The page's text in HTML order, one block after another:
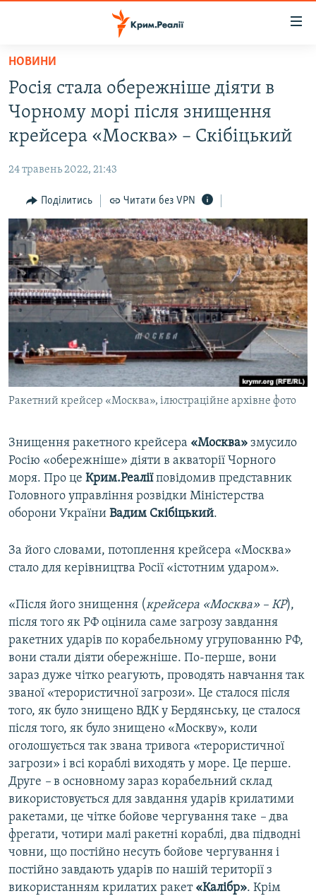
Перейти
основного
матеріалу
Перейти
до
основної
навігації
Перейти
до
пошуку
ВІДЕО ТА ФОТО
БЛОГИ
ПОГЛЯД
ІНТЕРВ'Ю
ВСЕ ЗА ДЕНЬ
СПЕЦПРОЕКТИ
ДЕПОРТАЦІЯ
ВІДЕОУРОКИ «ELIFBE»
СВІДЧЕННЯ ОКУПАЦІЇ
УКРАЇНСЬКА ПРОБЛЕМА КРИМУ
ІНФОГРАФІКА
ЯК ОБІЙТИ БЛОКУВАННЯ
Русский
Qırımtatar
ДОЛУЧАЙСЯ!
Усі сайти RFE/RL
НОВИНИ
Росія стала обережніше діяти в
Чорному морі після знищення
крейсера «Москва» – Скібіцький
24 травень 2022, 21:43
Поділитись Читати без VPN
Ракетний крейсер «Москва», ілюстраційне архівне фото
Знищення ракетного крейсера «Москва» змусило
Росію «обережніше» діяти в акваторії Чорного
моря. Про це Крим.Реаліїповідомив представник
Головного управління розвідки Міністерства
оборони України Вадим Скібіцький.
За його словами, потоплення крейсера «Москва»
стало для керівництва Росії «істотним ударом».
«Після його знищення (крейсера «Москва» – КР),
після того як РФ оцінила саме загрозу завдання
ракетних ударів по корабельному угрупованню РФ,
вони стали діяти обережніше. По-перше, вони
зараз дуже чітко реагують, проводять навчання так
званої «терористичної загрози». Це сталося після
того, як було знищено ВДК у Бердянську, це сталося
після того, як було знищено «Москву», коли
оголошується так звана тривога «терористичної
загрози» і всі кораблі виходять у море. Це перше.
Друге – в основному зараз корабельний склад
використовується для завдання ударів крилатими
ракетами, це чітке бойове чергування таке – два
фрегати, чотири малі ракетні кораблі, два підводні
човни, що постійно несуть бойове чергування і
постійно завдають ударів по нашій території з
використанням крилатих ракет «Калібр». Крім